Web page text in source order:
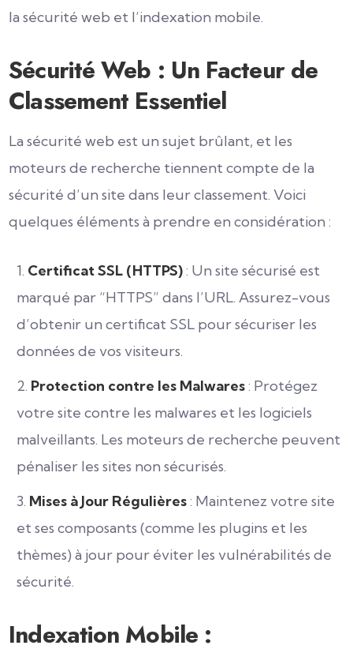
la sécurité web et l’indexation mobile.
Sécurité Web : Un Facteur de
Classement Essentiel
La sécurité web est un sujet brûlant, et les
moteurs de recherche tiennent compte de la
sécurité d’un site dans leur classement. Voici
quelques éléments à prendre en considération :
Certificat SSL (HTTPS): Un site sécurisé est
marqué par “HTTPS” dans l’URL. Assurez-vous
d’obtenir un certificat SSL pour sécuriser les
données de vos visiteurs.
Protection contre les Malwares: Protégez
votre site contre les malwares et les logiciels
malveillants. Les moteurs de recherche peuvent
pénaliser les sites non sécurisés.
Mises à Jour Régulières: Maintenez votre site
et ses composants (comme les plugins et les
thèmes) à jour pour éviter les vulnérabilités de
sécurité.
Indexation Mobile :